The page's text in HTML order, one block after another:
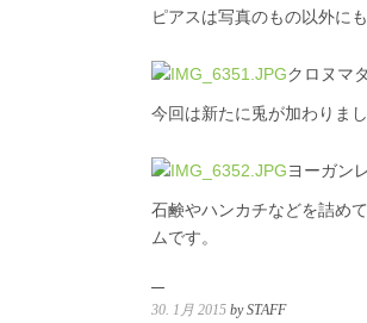
ピアスは写真のもの以外に
クロヌマ
今回は新たに兎が加わりまし
ヨーガン
石鹸やハンカチなどを詰め
ムです。
30. 1月 2015 by STAFF